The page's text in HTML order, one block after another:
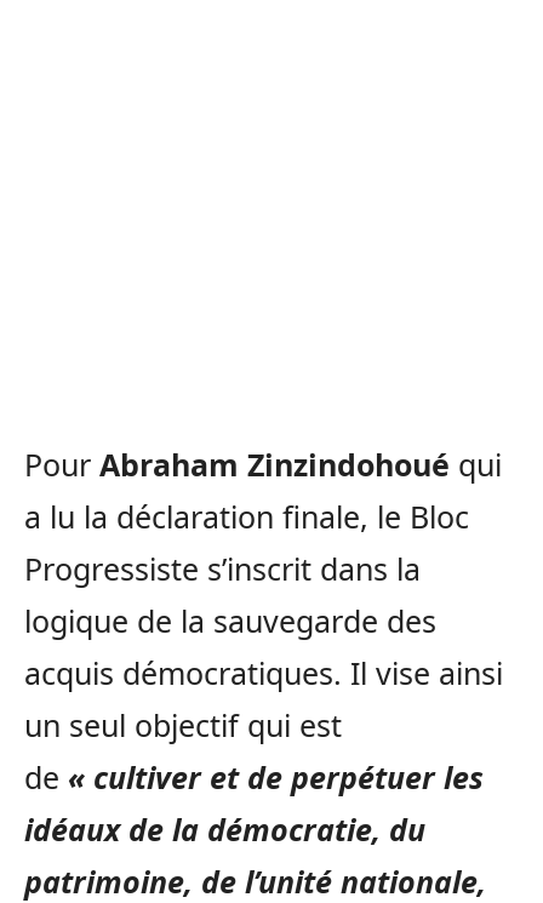
Pour Abraham Zinzindohoué qui
a lu la déclaration finale, le Bloc
Progressiste s’inscrit dans la
logique de la sauvegarde des
acquis démocratiques. Il vise ainsi
un seul objectif qui est
de « cultiver et de perpétuer les
idéaux de la démocratie, du
patrimoine, de l’unité nationale,